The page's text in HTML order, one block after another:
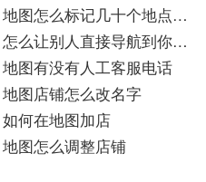
地图怎么标记几十个地点入
驻
怎么让别人直接导航到你的
店铺
地图有没有人工客服电话
地图店铺怎么改名字
如何在地图加店
地图怎么调整店铺